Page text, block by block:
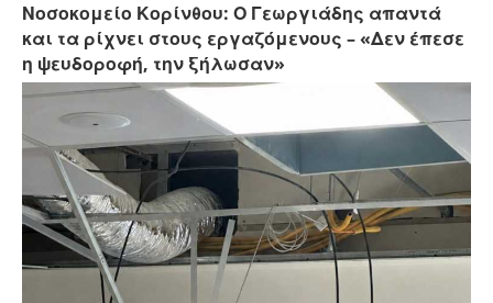
Νοσοκομείο Κορίνθου: Ο Γεωργιάδης απαντά
και τα ρίχνει στους εργαζόμενους – «Δεν έπεσε
η ψευδοροφή, την ξήλωσαν»